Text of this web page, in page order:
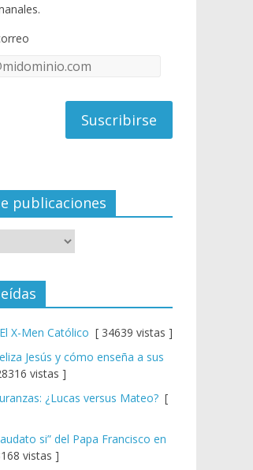
e
C
el
publicaciones
X-Men Católico [ 34639 vistas ]
Jesús y cómo enseña a sus
vistas ]
¿Lucas versus Mateo? [
si” del Papa Francisco en
vistas ]